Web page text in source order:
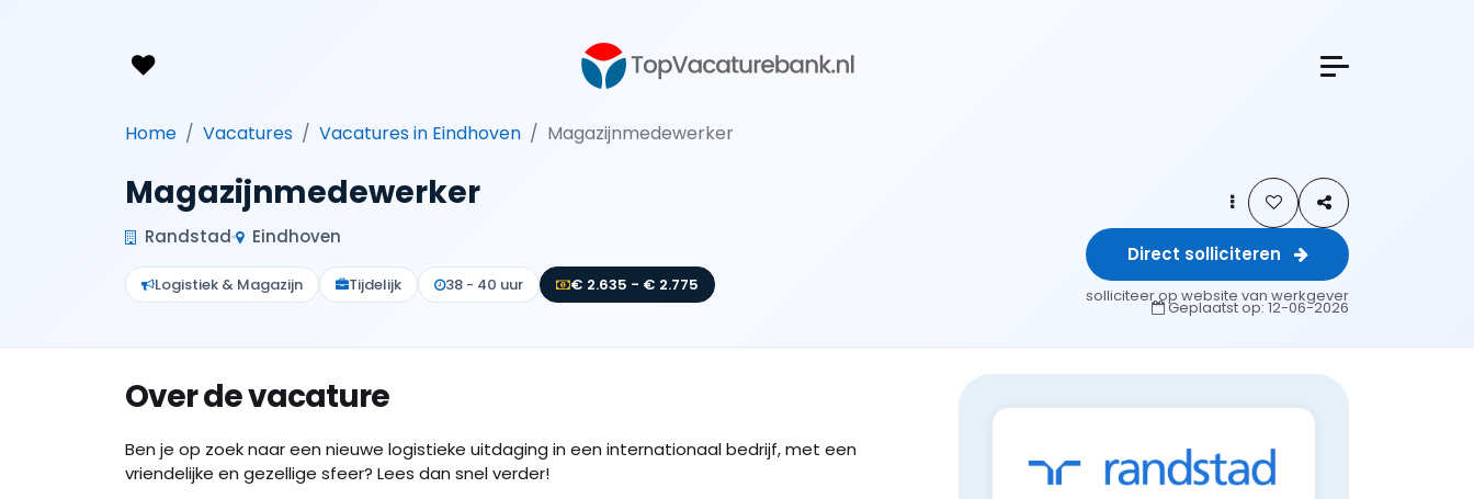
Home Vacatures Vacatures in Eindhoven Magazijnmedewerker
Magazijnmedewerker
Randstad Eindhoven
Logistiek & Magazijn Tijdelijk 38 - 40 uur € 2.635 - € 2.775
Direct solliciteren
solliciteer op website van werkgever
Geplaatst op:12-06-2026
Over de vacature
Ben je op zoek naar een nieuwe logistieke uitdaging in een internationaal bedrijf, met een
vriendelijke en gezellige sfeer? Lees dan snel verder!